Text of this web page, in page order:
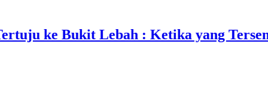
ke Bukit Lebah : Ketika yang